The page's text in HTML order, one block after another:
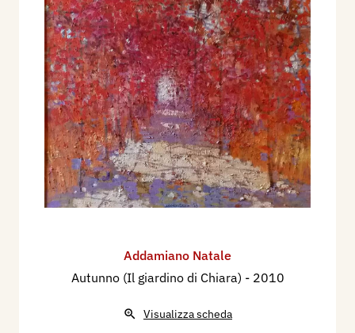
Addamiano Natale
Autunno (Il giardino di Chiara) - 2010
Visualizza scheda